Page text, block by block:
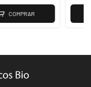
COMPRAR